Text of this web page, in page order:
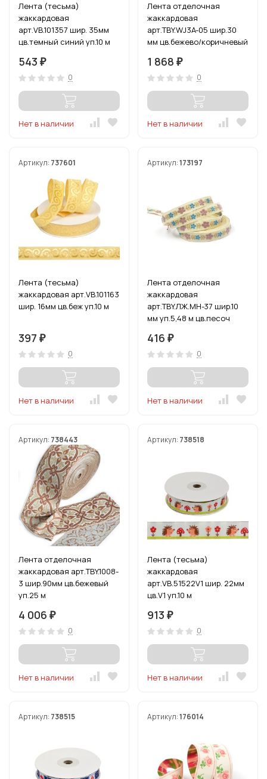
Лента (тесьма)
жаккардовая
арт.VB.101357 шир. 35мм
цв.темный синий уп.10 м
543 ₽
0
Нет в наличии
Лента отделочная
жаккардовая
арт.TBY.WJ3A-05 шир.30
мм цв.бежево/коричневый
1 868 ₽
0
Нет в наличии
Артикул: 737601
Лента (тесьма)
жаккардовая арт.VB.101163
шир. 16мм цв.беж уп.10 м
397 ₽
0
Нет в наличии
Артикул:173197
Лента отделочная
жаккардовая
арт.TBY.ЛЖ.MH-37 шир.10
мм уп.5,48 м цв.песоч
416 ₽
0
Нет в наличии
Артикул: 738443
Лента отделочная
жаккардовая арт.TBY.1008-
3 шир.90мм цв.бежевый
уп.25 м
4 006 ₽
0
Нет в наличии
Артикул: 738518
Лента (тесьма)
жаккардовая
арт.VB.51522V1 шир. 22мм
цв.V1 уп.10 м
913 ₽
0
Нет в наличии
Артикул: 738515 Артикул:176014